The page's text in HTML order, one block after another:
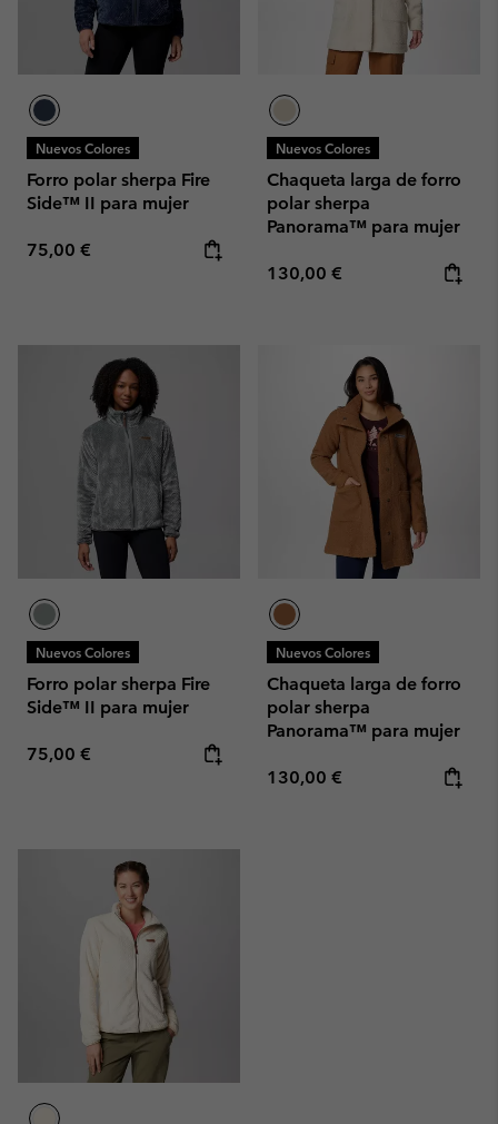
Nuevos Colores
Forro polar sherpa Fire
Side™ II para mujer
Regular price:
75,00 €
Nuevos Colores
Chaqueta larga de forro
polar sherpa
Panorama™ para mujer
Regular price:
130,00 €
Nuevos Colores
Forro polar sherpa Fire
Side™ II para mujer
Regular price:
75,00 €
Nuevos Colores
Chaqueta larga de forro
polar sherpa
Panorama™ para mujer
Regular price:
130,00 €